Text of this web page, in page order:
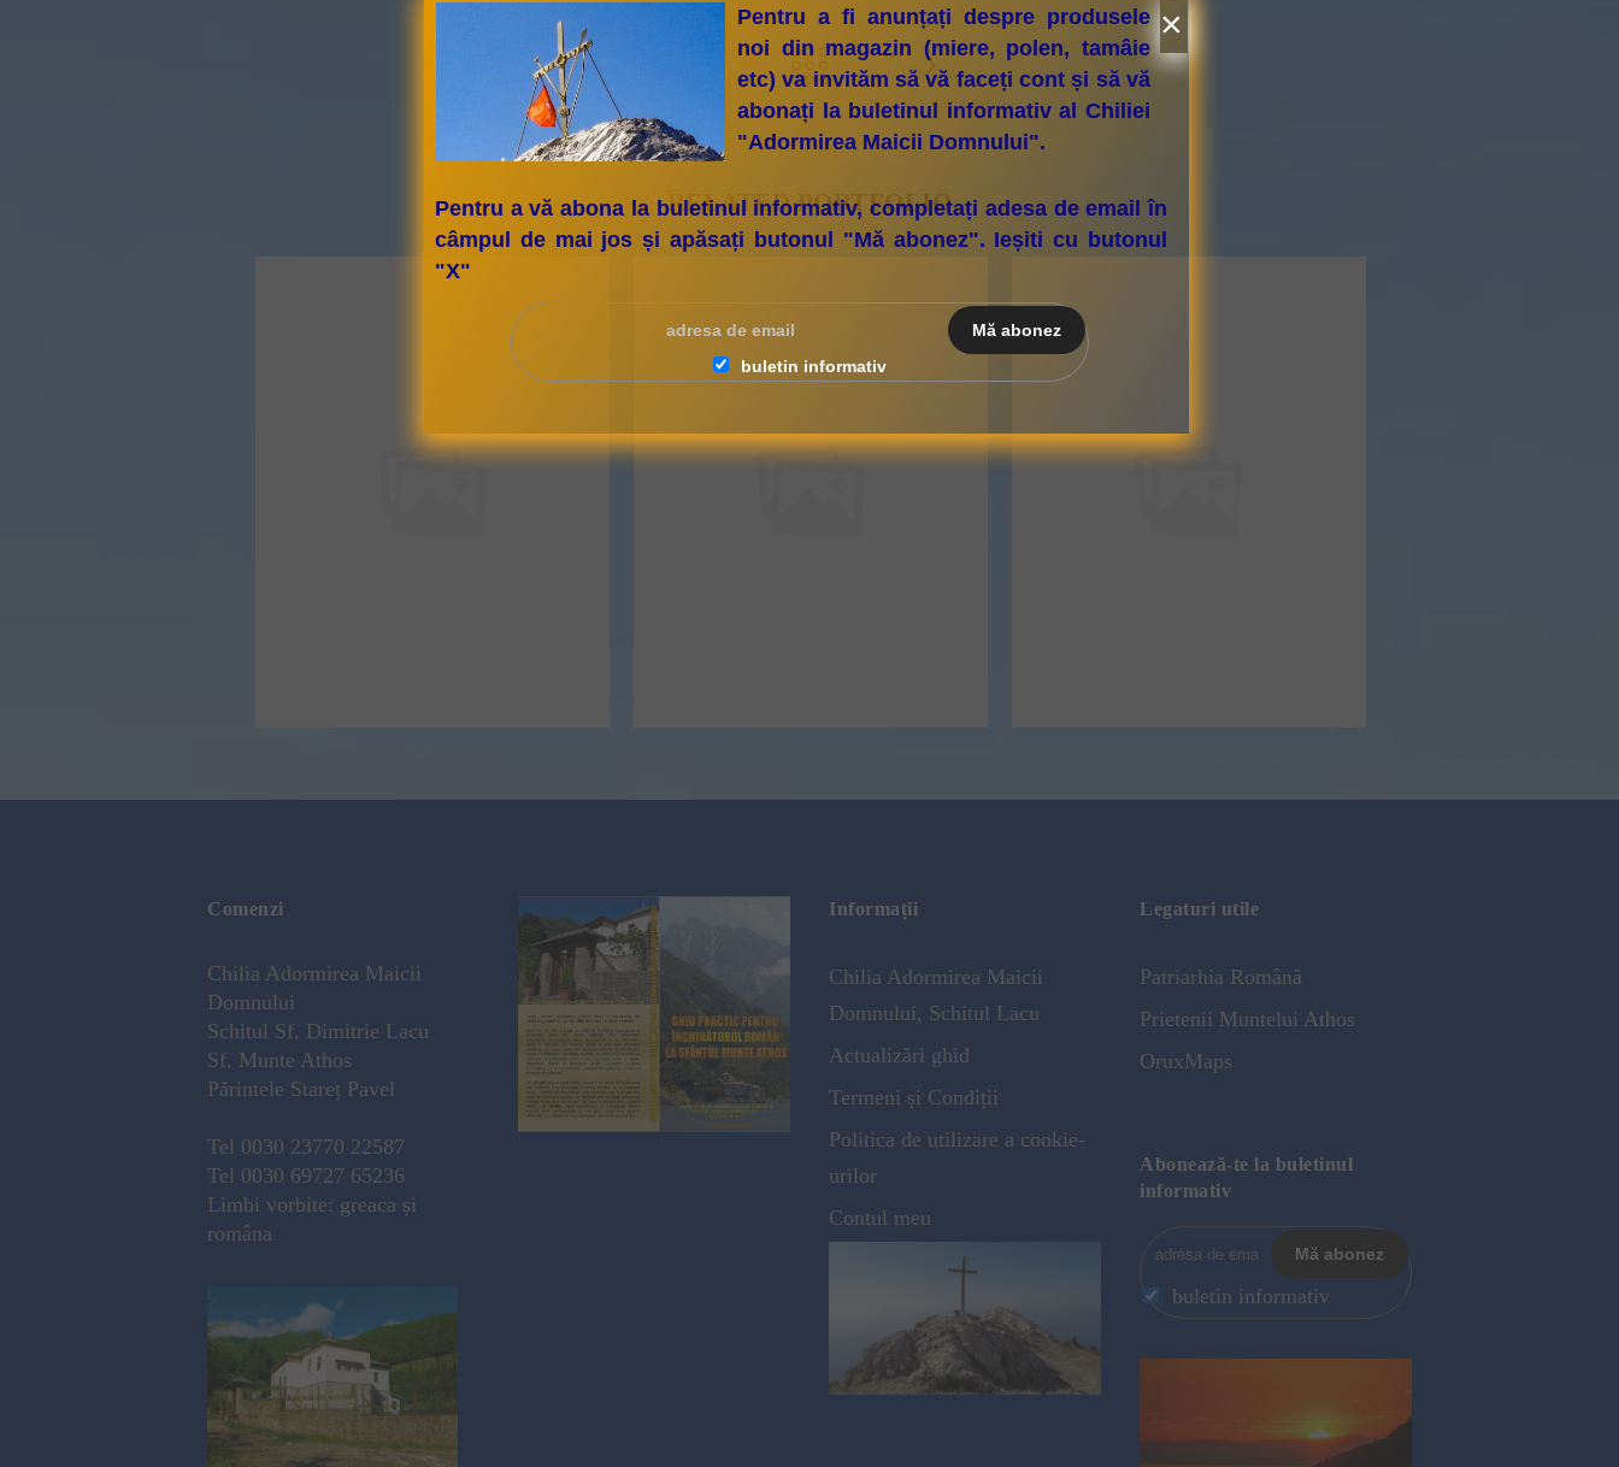
RELATED PORTFOLIO
Comenzi
Chilia Adormirea Maicii
Domnului
Schitul Sf. Dimitrie Lacu
Sf. Munte Athos
Părintele Stareț Pavel
Tel 0030 23770 22587
Tel 0030 69727 65236
Limbi vorbite: greaca și
româna
Informații
Chilia Adormirea Maicii
Domnului, Schitul Lacu
Actualizări ghid
Termeni și Condiții
Politica de utilizare a cookie-
urilor
Contul meu
Legaturi utile
Patriarhia Română
Prietenii Muntelui Athos
OruxMaps
Abonează-te la buletinul
informativ
buletin informativ
×
Pentru a fi anunțați despre produsele
noi din magazin (miere, polen, tamâie
etc) va invităm să vă faceți cont și să vă
abonați la buletinul informativ al Chiliei
"Adormirea Maicii Domnului".
buletin informativ
Pentru a vă abona la buletinul informativ, completați adesa de email în
câmpul de mai jos și apăsați butonul "Mă abonez". Ieșiti cu butonul
"X"